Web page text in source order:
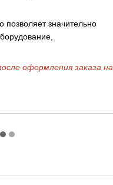
позволяет значительно
оформления заказа на